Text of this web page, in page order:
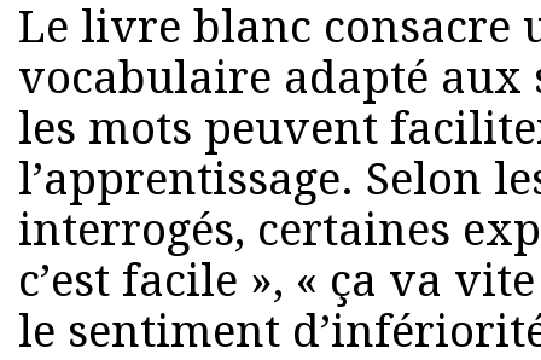
Le livre blanc consacre
vocabulaire adapté aux
les mots peuvent
l’apprentissage. Selon
interrogés, certaines
c’est facile », « ça va
le sentiment